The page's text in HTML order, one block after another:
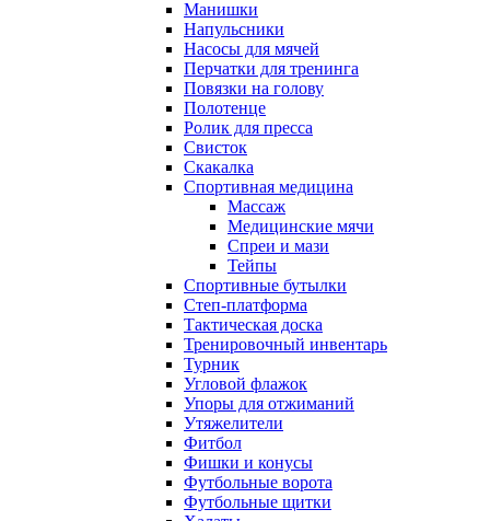
Манишки
Напульсники
Насосы для мячей
Перчатки для тренинга
Повязки на голову
Полотенце
Ролик для пресса
Свисток
Скакалка
Спортивная медицина
Массаж
Медицинские мячи
Спреи и мази
Тейпы
Спортивные бутылки
Степ-платформа
Тактическая доска
Тренировочный инвентарь
Турник
Угловой флажок
Упоры для отжиманий
Утяжелители
Фитбол
Фишки и конусы
Футбольные ворота
Футбольные щитки